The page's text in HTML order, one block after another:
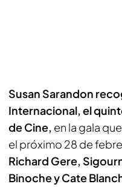
Susan Sarandon
Internacional, el
de Cine, en la gala
el próximo 28 de
Richard Gere,
Binoche y Cate